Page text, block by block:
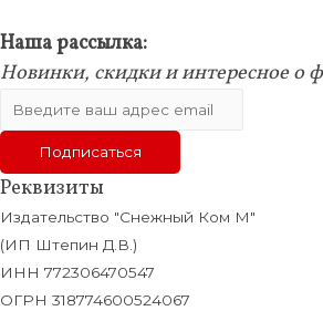
Наша рассылка:
Новинки, скидки и интересное о
Реквизиты
Издательство "Снежный Ком М"
(ИП Штепин Д.В.)
ИНН 772306470547
ОГРН 318774600524067